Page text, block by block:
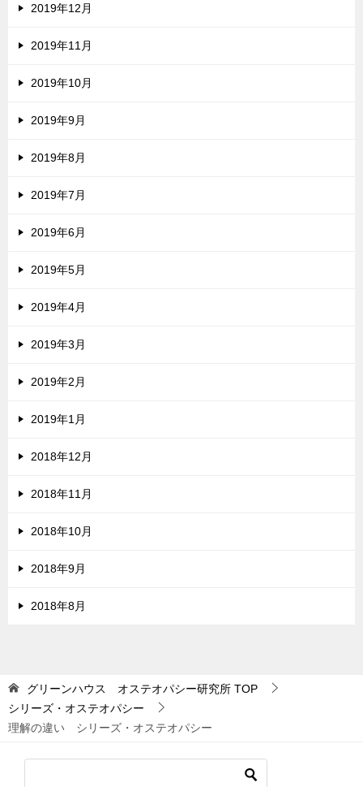
2019年12月
2019年11月
2019年10月
2019年9月
2019年8月
2019年7月
2019年6月
2019年5月
2019年4月
2019年3月
2019年2月
2019年1月
2018年12月
2018年11月
2018年10月
2018年9月
2018年8月
グリーンハウス オステオパシー研究所 TOP
シリーズ・オステオパシー
理解の違い シリーズ・オステオパシー